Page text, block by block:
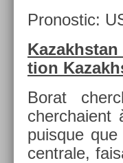
Pro­nos­tic:
tion
Borat
puis­que
centrale,